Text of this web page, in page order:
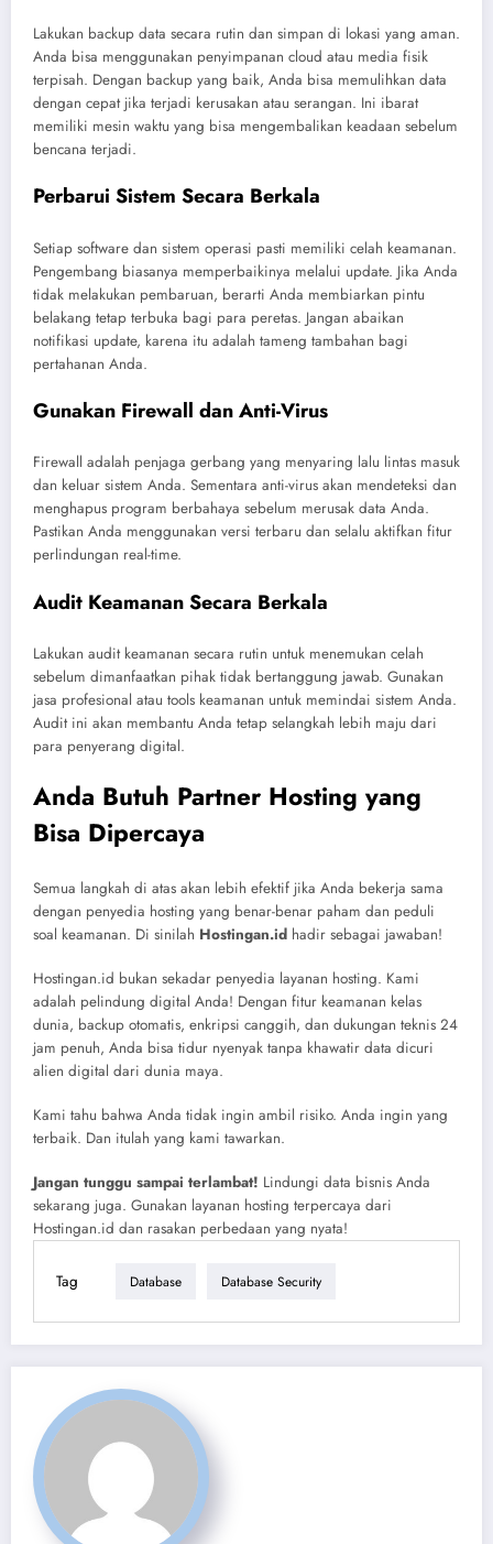
Lakukan backup data secara rutin dan simpan di lokasi yang aman.
Anda bisa menggunakan penyimpanan cloud atau media fisik
terpisah. Dengan backup yang baik, Anda bisa memulihkan data
dengan cepat jika terjadi kerusakan atau serangan. Ini ibarat
memiliki mesin waktu yang bisa mengembalikan keadaan sebelum
bencana terjadi.
Perbarui Sistem Secara Berkala
Setiap software dan sistem operasi pasti memiliki celah keamanan.
Pengembang biasanya memperbaikinya melalui update. Jika Anda
tidak melakukan pembaruan, berarti Anda membiarkan pintu
belakang tetap terbuka bagi para peretas. Jangan abaikan
notifikasi update, karena itu adalah tameng tambahan bagi
pertahanan Anda.
Gunakan Firewall dan Anti-Virus
Firewall adalah penjaga gerbang yang menyaring lalu lintas masuk
dan keluar sistem Anda. Sementara anti-virus akan mendeteksi dan
menghapus program berbahaya sebelum merusak data Anda.
Pastikan Anda menggunakan versi terbaru dan selalu aktifkan fitur
perlindungan real-time.
Audit Keamanan Secara Berkala
Lakukan audit keamanan secara rutin untuk menemukan celah
sebelum dimanfaatkan pihak tidak bertanggung jawab. Gunakan
jasa profesional atau tools keamanan untuk memindai sistem Anda.
Audit ini akan membantu Anda tetap selangkah lebih maju dari
para penyerang digital.
Anda Butuh Partner Hosting yang
Bisa Dipercaya
Semua langkah di atas akan lebih efektif jika Anda bekerja sama
dengan penyedia hosting yang benar-benar paham dan peduli
soal keamanan. Di sinilah Hostingan.id hadir sebagai jawaban!
Hostingan.id bukan sekadar penyedia layanan hosting. Kami
adalah pelindung digital Anda! Dengan fitur keamanan kelas
dunia, backup otomatis, enkripsi canggih, dan dukungan teknis 24
jam penuh, Anda bisa tidur nyenyak tanpa khawatir data dicuri
alien digital dari dunia maya.
Kami tahu bahwa Anda tidak ingin ambil risiko. Anda ingin yang
terbaik. Dan itulah yang kami tawarkan.
Jangan tunggu sampai terlambat! Lindungi data bisnis Anda
sekarang juga. Gunakan layanan hosting terpercaya dari
Hostingan.id dan rasakan perbedaan yang nyata!
Tag Database Database Security